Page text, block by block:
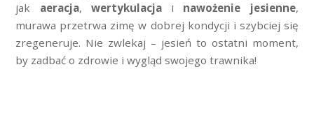
jak aeracja, wertykulacjai nawożenie jesienne,
murawa przetrwa zimę w dobrej kondycji i szybciej się
zregeneruje. Nie zwlekaj – jesień to ostatni moment,
by zadbać o zdrowie i wygląd swojego trawnika!